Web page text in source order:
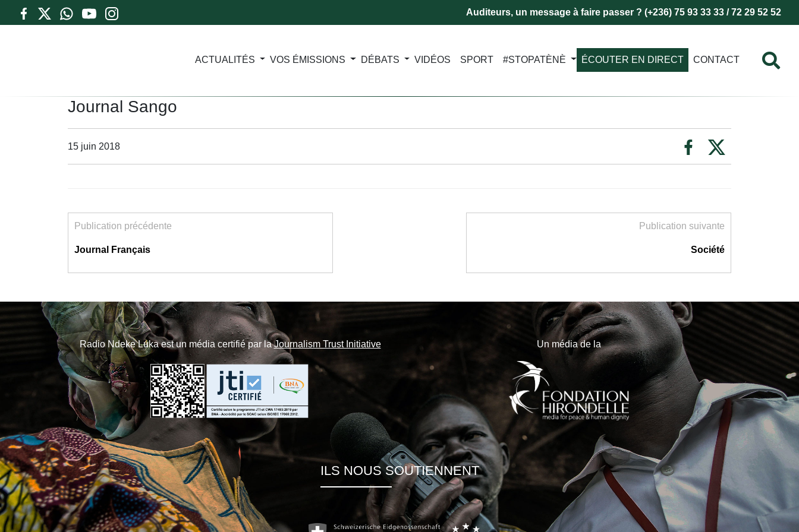
Auditeurs, un message à faire passer ? (+236) 75 93 33 33 / 72 29 52 52
ACTUALITÉS VOS ÉMISSIONS DÉBATS VIDÉOS SPORT #STOPATÈNÈ ÉCOUTER EN DIRECT CONTACT
Journal Sango
15 juin 2018
Publication précédente
Journal Français
Publication suivante
Société
Radio Ndeke Luka est un média certifié par laJournalism Trust Initiative Un média de la
ILS NOUS SOUTIENNENT